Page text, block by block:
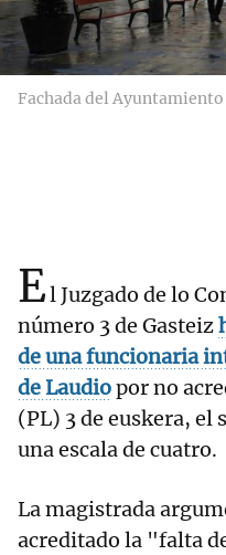
Fachada del
El Juzgado de lo
número 3 de Gasteiz
de una funcionaria
de Laudiopor no
(PL) 3 de euskera, el
una escala de cuatro.
La magistrada
acreditado la "falta